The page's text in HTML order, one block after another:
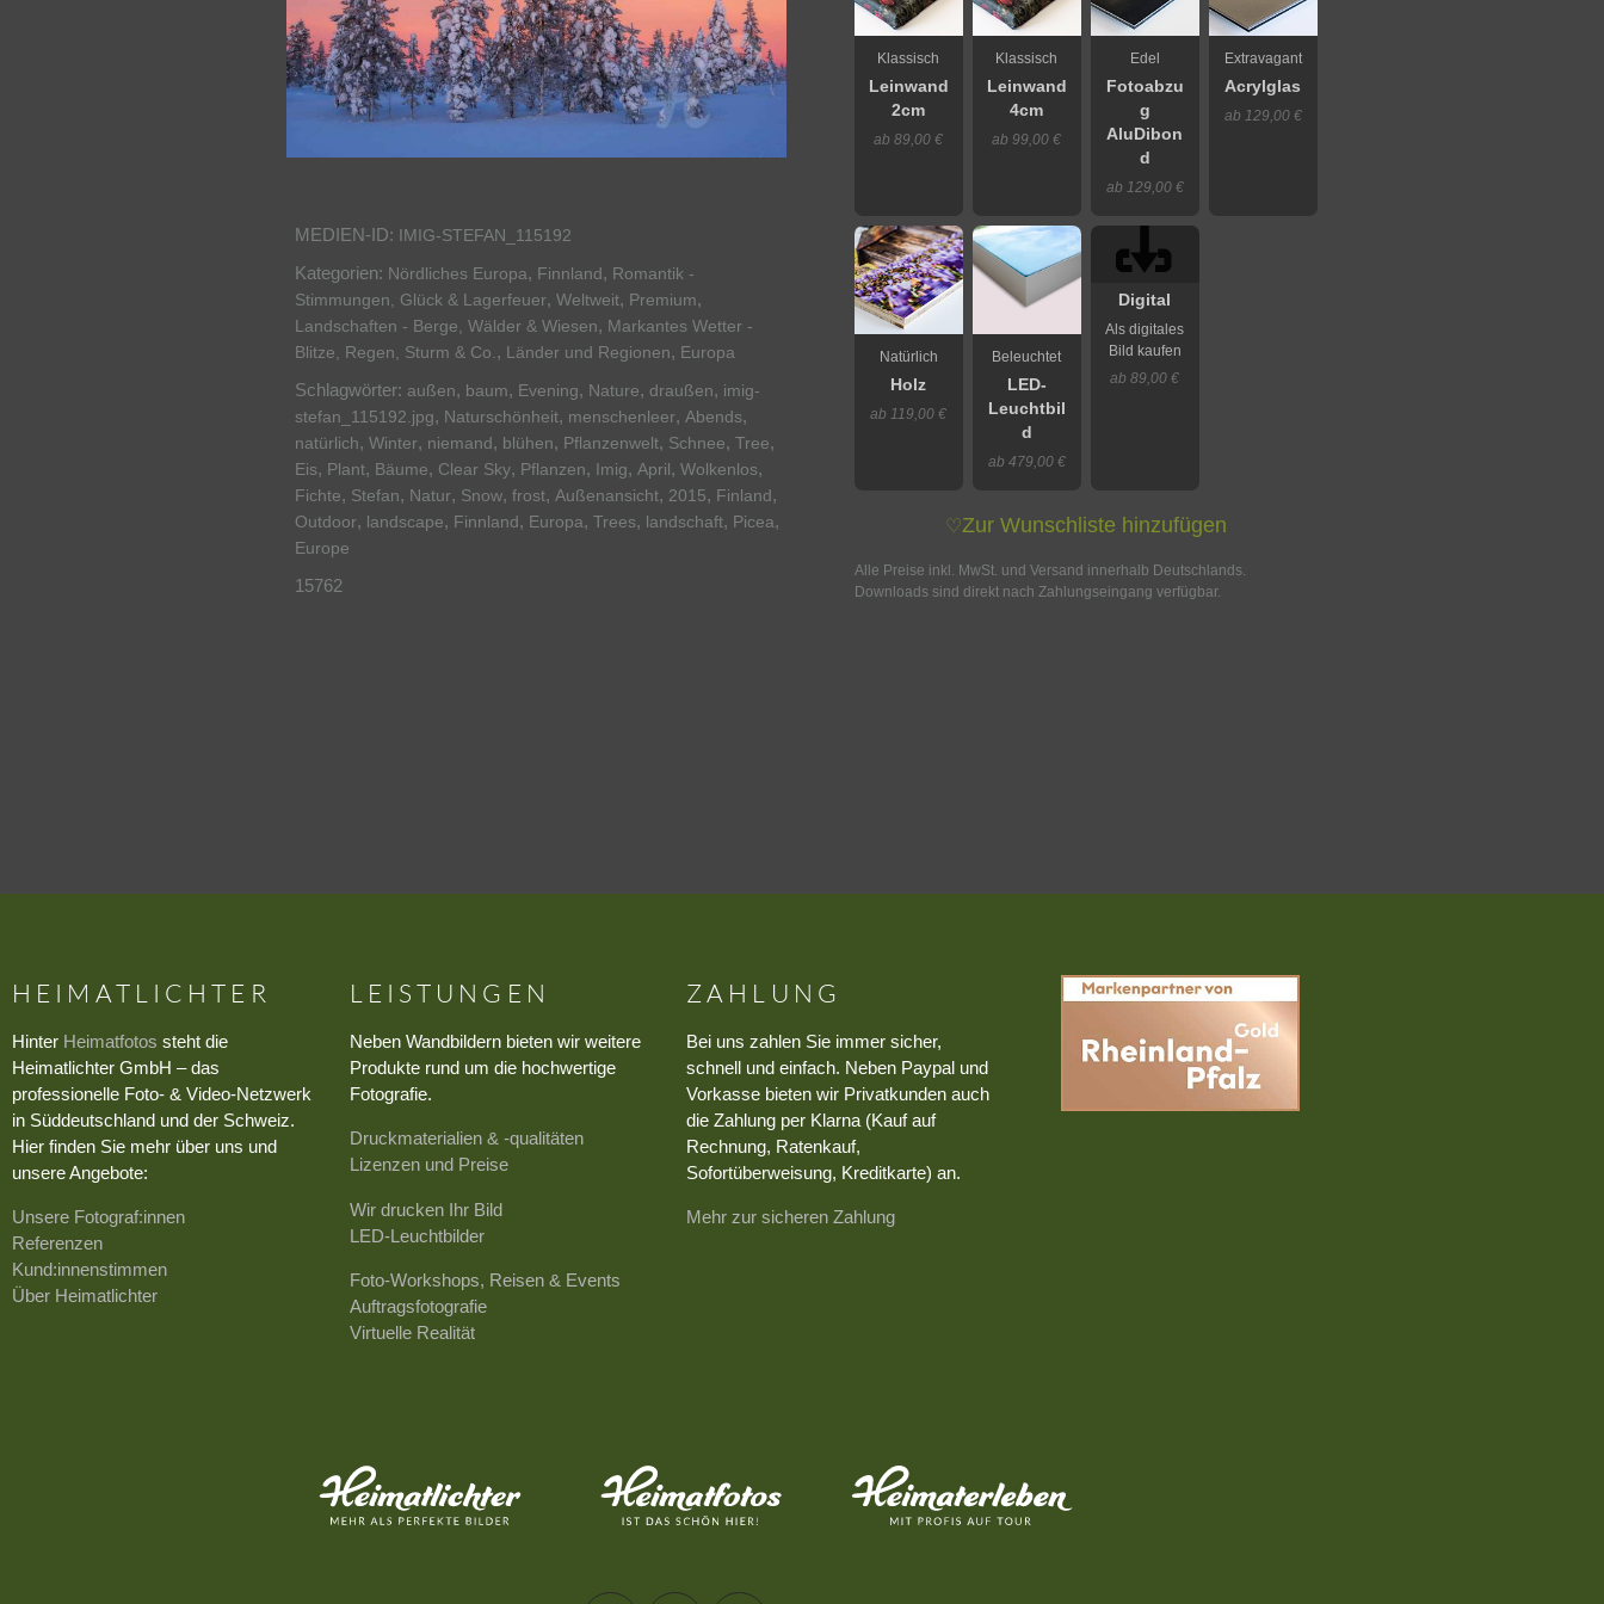
MEDIEN-ID: IMIG-STEFAN_115192
Kategorien: Nördliches Europa, Finnland, Romantik -
Stimmungen, Glück & Lagerfeuer, Weltweit, Premium,
Landschaften - Berge, Wälder & Wiesen, Markantes Wetter -
Blitze, Regen, Sturm & Co., Länder und Regionen, Europa
Schlagwörter: außen, baum, Evening, Nature, draußen, imig-
stefan_115192.jpg, Naturschönheit, menschenleer, Abends,
natürlich, Winter, niemand, blühen, Pflanzenwelt, Schnee, Tree,
Eis, Plant, Bäume, Clear Sky, Pflanzen, Imig, April, Wolkenlos,
Fichte, Stefan, Natur, Snow, frost, Außenansicht, 2015, Finland,
Outdoor, landscape, Finnland, Europa, Trees, landschaft, Picea,
Europe
15762
Klassisch
Leinwand
2cm
ab 89,00 €
Klassisch
Leinwand
4cm
ab 99,00 €
Edel
Fotoabzu
g
AluDibon
d
ab 129,00 €
Extravagant
Acrylglas
ab 129,00 €
Natürlich
Holz
ab 119,00 €
Beleuchtet
LED-
Leuchtbil
d
ab 479,00 €
Digital
Als digitales
Bild kaufen
ab 89,00 €
♡Zur Wunschliste hinzufügen
Alle Preise inkl. MwSt. und Versand innerhalb Deutschlands.
Downloads sind direkt nach Zahlungseingang verfügbar.
HEIMATLICHTER
Hinter Heimatfotos steht die
Heimatlichter GmbH – das
professionelle Foto- & Video-Netzwerk
in Süddeutschland und der Schweiz.
Hier finden Sie mehr über uns und
unsere Angebote:
Unsere Fotograf:innen
Referenzen
Kund:innenstimmen
Über Heimatlichter
LEISTUNGEN
Neben Wandbildern bieten wir weitere
Produkte rund um die hochwertige
Fotografie.
Druckmaterialien & -qualitäten
Lizenzen und Preise
Wir drucken Ihr Bild
LED-Leuchtbilder
Foto-Workshops, Reisen & Events
Auftragsfotografie
Virtuelle Realität
ZAHLUNG
Bei uns zahlen Sie immer sicher,
schnell und einfach. Neben Paypal und
Vorkasse bieten wir Privatkunden auch
die Zahlung per Klarna (Kauf auf
Rechnung, Ratenkauf,
Sofortüberweisung, Kreditkarte) an.
Mehr zur sicheren Zahlung